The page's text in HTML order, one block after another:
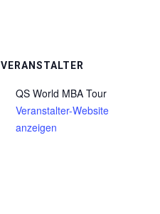
VERANSTALTER
QS World MBA Tour
Veranstalter-Website
anzeigen